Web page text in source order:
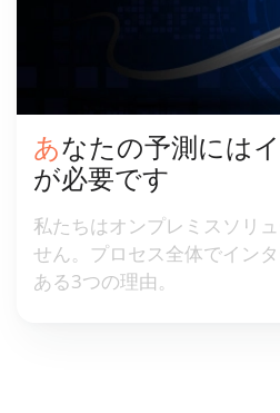
あなたの予測にはインターネット
が必要です
私たちはオンプレミスソリ
せん。プロセス全体でイン
ある3つの理由。